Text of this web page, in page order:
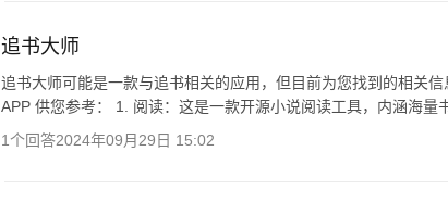
追书大师
追书大师可能是一款与追书相关的应用，但目前为您找到的相关
APP 供您参考： 1. 阅读：这是一款开源小说阅读工具，内涵海量
1个回答2024年09月29日 15:02